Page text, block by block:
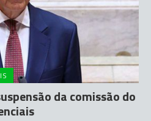
da comissão do